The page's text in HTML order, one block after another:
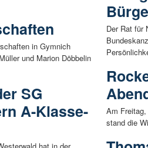
in Gymnich
und Marion Döbbelin
SG
A-Klasse-
Der Rat für
Am
stand die